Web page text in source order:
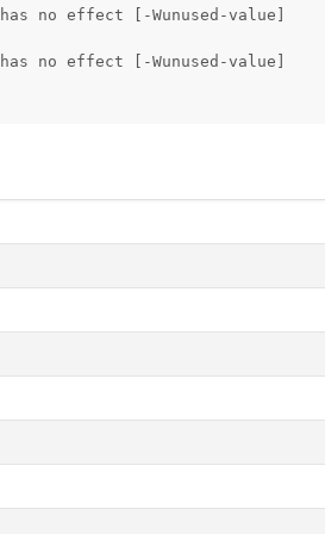
no effect [-Wunused-value]
no effect [-Wunused-value]